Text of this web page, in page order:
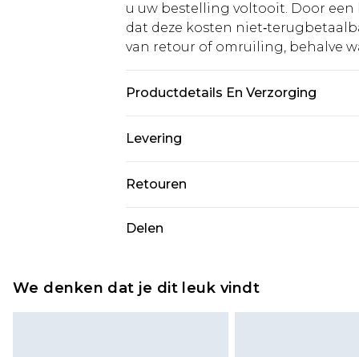
u uw bestelling voltooit. Door
dat deze kosten
van retour of omruiling, behalve
Productdetails En Verzorging
Levering
Standaardlevering Nederland
Expressdienst Nederland
Retouren
wordt gebracht op uw
Delen
We denken dat je dit leuk vindt